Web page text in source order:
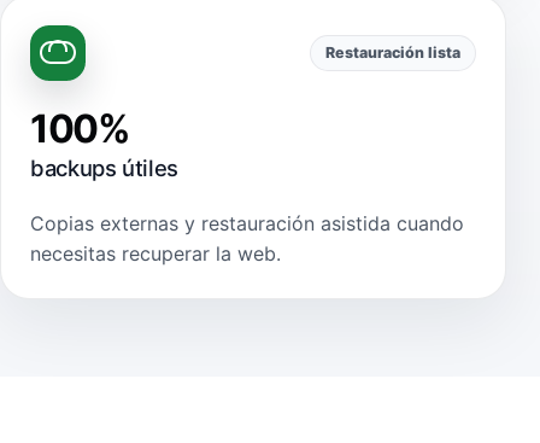
Restauración lista
100%
backups útiles
Copias externas y restauración asistida cuando
necesitas recuperar la web.